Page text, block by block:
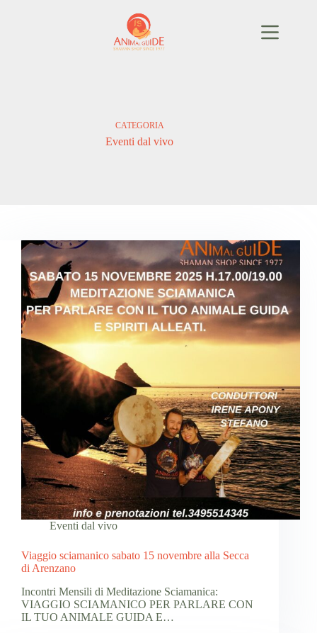
CATEGORIA
Eventi dal vivo
Eventi dal vivo
Viaggio sciamanico sabato 15 novembre alla Secca
di Arenzano
Incontri Mensili di Meditazione Sciamanica:
VIAGGIO SCIAMANICO PER PARLARE CON
IL TUO ANIMALE GUIDA E…